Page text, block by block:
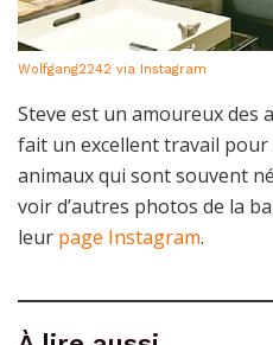
Wolfgang2242 via Instagram
Steve est un amoureux
fait un excellent travail
animaux qui sont souvent
voir d’autres photos de la
leur page Instagram.